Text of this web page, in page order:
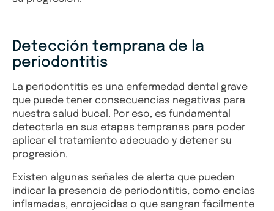
Detección temprana de la
periodontitis
La periodontitis es una enfermedad dental grave
que puede tener consecuencias negativas para
nuestra salud bucal. Por eso, es fundamental
detectarla en sus etapas tempranas para poder
aplicar el tratamiento adecuado y detener su
progresión.
Existen algunas señales de alerta que pueden
indicar la presencia de periodontitis, como encías
inflamadas, enrojecidas o que sangran fácilmente